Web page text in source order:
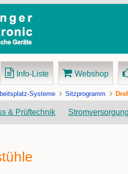
Info-Liste Webshop
Systeme Sitzprogramm
& Prüftechnik